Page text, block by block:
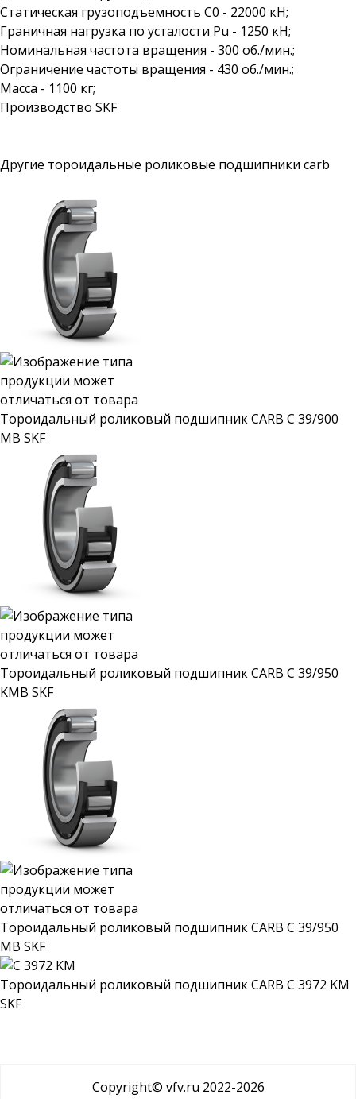
Статическая грузоподъемность C0 - 22000 кН;
Граничная нагрузка по усталости Pu - 1250 кН;
Номинальная частота вращения - 300 об./мин.;
Ограничение частоты вращения - 430 об./мин.;
Масса - 1100 кг;
Производство SKF
Другие тороидальные роликовые подшипники carb
Тороидальный роликовый подшипник CARB C 39/900
MB SKF
Тороидальный роликовый подшипник CARB C 39/950
KMB SKF
Тороидальный роликовый подшипник CARB C 39/950
MB SKF
Тороидальный роликовый подшипник CARB C 3972 KM
SKF
Copyright© vfv.ru 2022-2026